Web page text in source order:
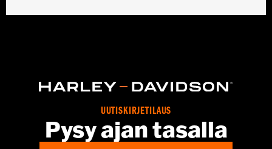
UUTISKIRJETILAUS
Pysy ajan tasalla